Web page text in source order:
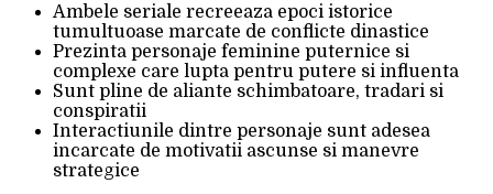
Ambele seriale recreeaza epoci istorice
tumultuoase marcate de conflicte dinastice
Prezinta personaje feminine puternice si
complexe care lupta pentru putere si influenta
Sunt pline de aliante schimbatoare, tradari si
conspiratii
Interactiunile dintre personaje sunt adesea
incarcate de motivatii ascunse si manevre
strategice